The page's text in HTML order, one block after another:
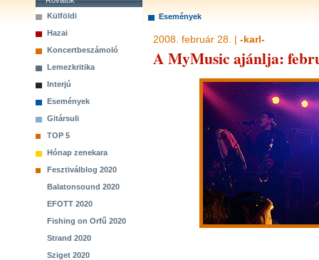
Külföldi
Hazai
Koncertbeszámoló
Lemezkritika
Interjú
Események
Gitársuli
TOP 5
Hónap zenekara
Fesztiválblog 2020
Balatonsound 2020
EFOTT 2020
Fishing on Orfű 2020
Strand 2020
Sziget 2020
Események
2008. február 28. | -karl-
A MyMusic ajánlja: